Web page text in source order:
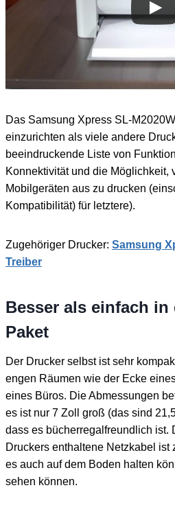
Das Samsung Xpress SL-
einzurichten als viele andere
beeindruckende Liste von
Konnektivität und die Möglichkeit,
Mobilgeräten aus zu drucken
Kompatibilität) für letztere).
Zugehöriger Drucker: Samsung
Treiber
Besser als einfach in
Paket
Der Drucker selbst ist sehr
engen Räumen wie der Ecke
eines Büros. Die Abmessungen
es ist nur 7 Zoll groß (das sind
dass es bücherregalfreundlich ist.
Druckers enthaltene Netzkabel
es auch auf dem Boden halten
sehen können.